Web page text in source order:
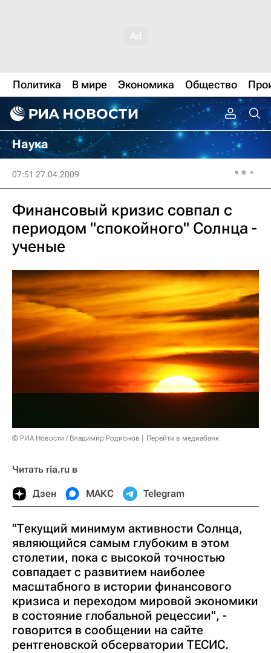
Политика В мире Экономика Общество
Наука
07:51 27.04.2009
Финансовый кризис совпал с
периодом "спокойного" Солнца -
ученые
© РИА Новости / Владимир Родионов Перейти в медиабанк
Читать ria.ru в
Дзен МАКС Telegram
"Текущий минимум активности Солнца,
являющийся самым глубоким в этом
столетии, пока с высокой точностью
совпадает с развитием наиболее
масштабного в истории финансового
кризиса и переходом мировой экономики
в состояние глобальной рецессии", -
говорится в сообщении на сайте
рентгеновской обсерватории ТЕСИС.